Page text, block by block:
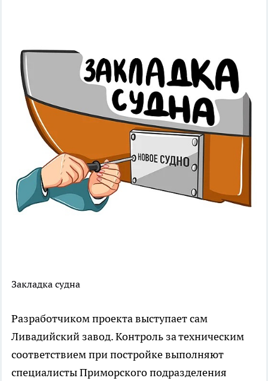
Закладка судна
Разработчиком проекта выступает сам
Ливадийский завод. Контроль за техническим
соответствием при постройке выполняют
специалисты Приморского подразделения